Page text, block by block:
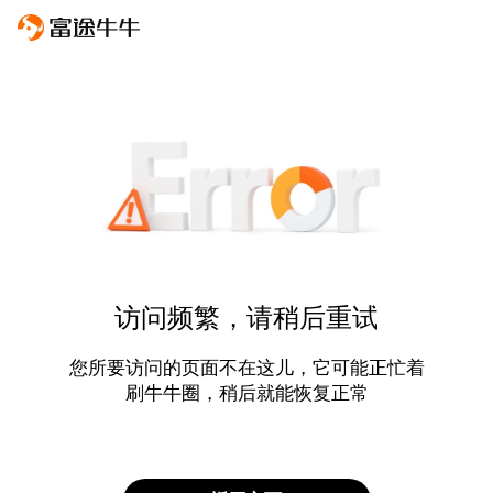
访问频繁，请稍后重试
您所要访问的页面不在这儿，它可能正忙着
刷牛牛圈，稍后就能恢复正常